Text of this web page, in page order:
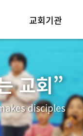
교회기관
중·고등부
청년·대학부
남성 공동체
교회”
disciples